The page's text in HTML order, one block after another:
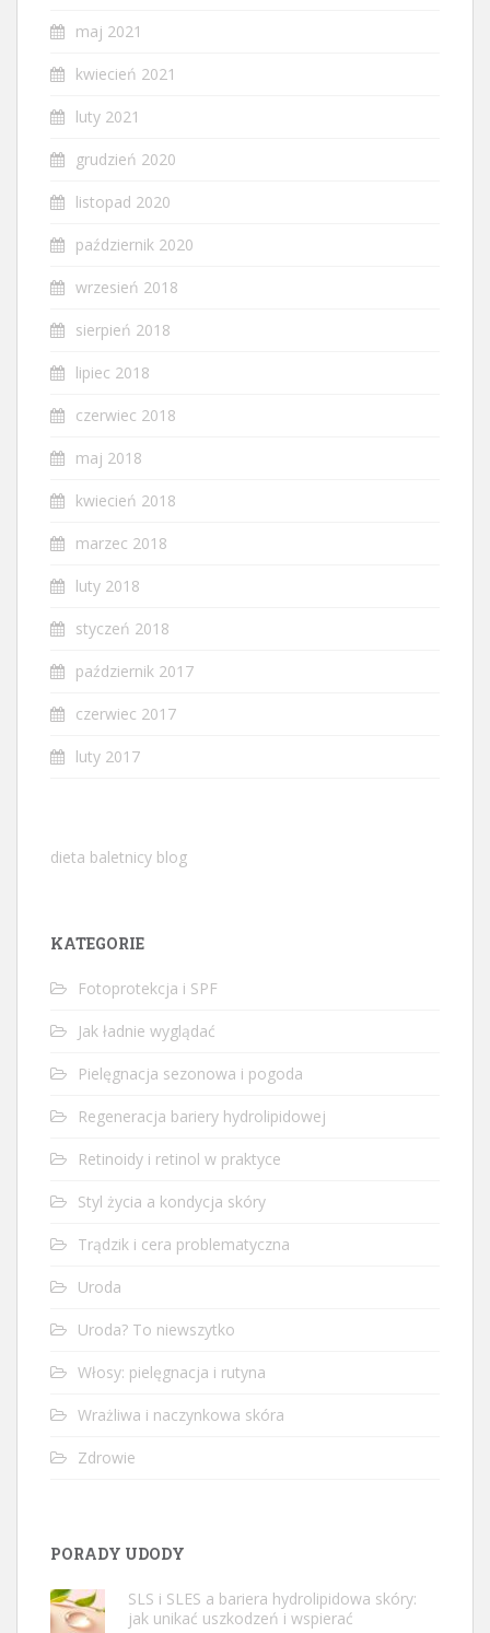
maj 2021
kwiecień 2021
luty 2021
grudzień 2020
listopad 2020
październik 2020
wrzesień 2018
sierpień 2018
lipiec 2018
czerwiec 2018
maj 2018
kwiecień 2018
marzec 2018
luty 2018
styczeń 2018
październik 2017
czerwiec 2017
luty 2017
dieta baletnicy blog
KATEGORIE
Fotoprotekcja i SPF
Jak ładnie wyglądać
Pielęgnacja sezonowa i pogoda
Regeneracja bariery hydrolipidowej
Retinoidy i retinol w praktyce
Styl życia a kondycja skóry
Trądzik i cera problematyczna
Uroda
Uroda? To niewszytko
Włosy: pielęgnacja i rutyna
Wrażliwa i naczynkowa skóra
Zdrowie
PORADY UDODY
SLS i SLES a bariera hydrolipidowa skóry:
jak unikać uszkodzeń i wspierać